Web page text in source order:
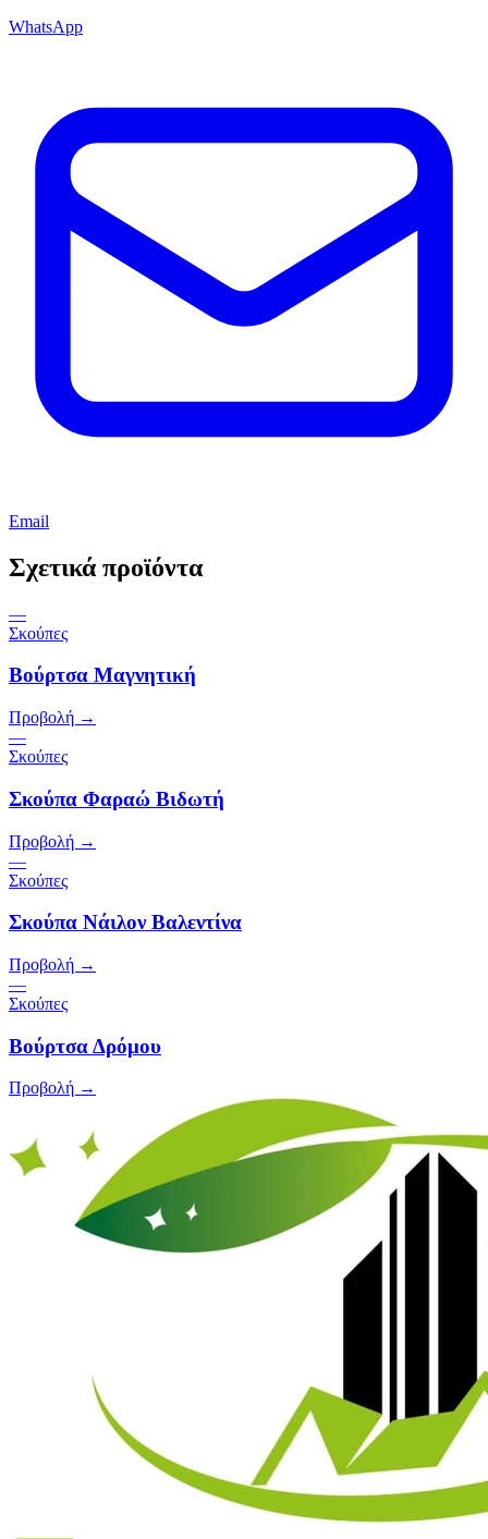
WhatsApp
Email
Σχετικά προϊόντα
—
Σκούπες
Βούρτσα Μαγνητική
Προβολή →
—
Σκούπες
Σκούπα Φαραώ Βιδωτή
Προβολή →
—
Σκούπες
Σκούπα Νάιλον Βαλεντίνα
Προβολή →
—
Σκούπες
Βούρτσα Δρόμου
Προβολή →